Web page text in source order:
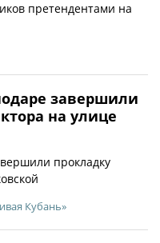
претендентами на
завершили
на улице
прокладку
Кубань»